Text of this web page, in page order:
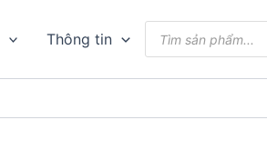
Thông tin
kiếm
phẩm